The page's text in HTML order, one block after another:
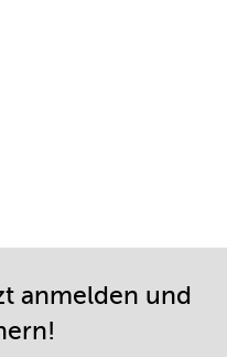
anmelden und